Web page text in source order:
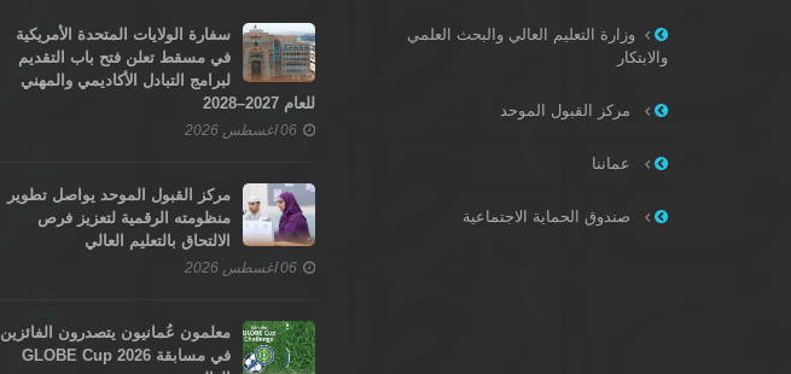
وزارة التعليم العالي والبحث العلمي
والابتكار
مركز القبول الموحد
عماننا
صندوق الحماية الاجتماعية
سفارة الولايات المتحدة الأمريكية
في مسقط تعلن فتح باب التقديم
لبرامج التبادل الأكاديمي والمهني
للعام 2027–2028
06 اغسطس 2026
مركز القبول الموحد يواصل تطوير
منظومته الرقمية لتعزيز فرص
الالتحاق بالتعليم العالي
06 اغسطس 2026
معلمون عُمانيون يتصدرون الفائزين
في مسابقة GLOBE Cup 2026